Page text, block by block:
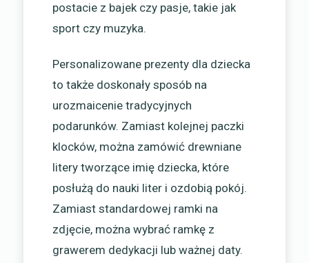
postacie z bajek czy pasje, takie jak
sport czy muzyka.
Personalizowane prezenty dla dziecka
to także doskonały sposób na
urozmaicenie tradycyjnych
podarunków. Zamiast kolejnej paczki
klocków, można zamówić drewniane
litery tworzące imię dziecka, które
posłużą do nauki liter i ozdobią pokój.
Zamiast standardowej ramki na
zdjęcie, można wybrać ramkę z
grawerem dedykacji lub ważnej daty.